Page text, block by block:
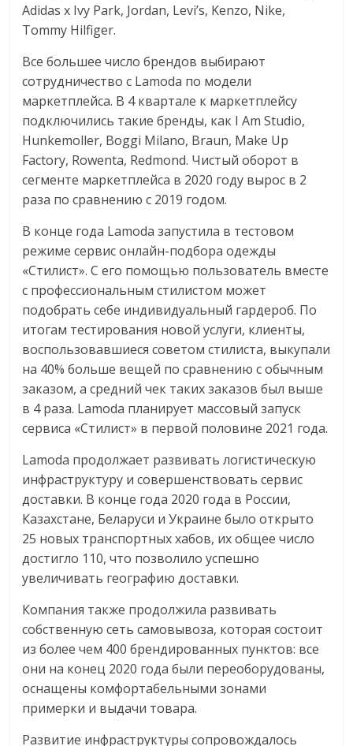
Adidas x Ivy Park, Jordan, Levi’s, Kenzo, Nike,
Tommy Hilfiger.
Все большее число брендов выбирают
сотрудничество с Lamoda по модели
маркетплейса. В 4 квартале к маркетплейсу
подключились такие бренды, как I Am Studio,
Hunkemoller, Boggi Milano, Braun, Make Up
Factory, Rowenta, Redmond. Чистый оборот в
сегменте маркетплейса в 2020 году вырос в 2
раза по сравнению с 2019 годом.
В конце года Lamoda запустила в тестовом
режиме сервис онлайн-подбора одежды
«Стилист». С его помощью пользователь вместе
с профессиональным стилистом может
подобрать себе индивидуальный гардероб. По
итогам тестирования новой услуги, клиенты,
воспользовавшиеся советом стилиста, выкупали
на 40% больше вещей по сравнению с обычным
заказом, а средний чек таких заказов был выше
в 4 раза. Lamoda планирует массовый запуск
сервиса «Стилист» в первой половине 2021 года.
Lamoda продолжает развивать логистическую
инфраструктуру и совершенствовать сервис
доставки. В конце года 2020 года в России,
Казахстане, Беларуси и Украине было открыто
25 новых транспортных хабов, их общее число
достигло 110, что позволило успешно
увеличивать географию доставки.
Компания также продолжила развивать
собственную сеть самовывоза, которая состоит
из более чем 400 брендированных пунктов: все
они на конец 2020 года были переоборудованы,
оснащены комфортабельными зонами
примерки и выдачи товара.
Развитие инфраструктуры сопровождалось